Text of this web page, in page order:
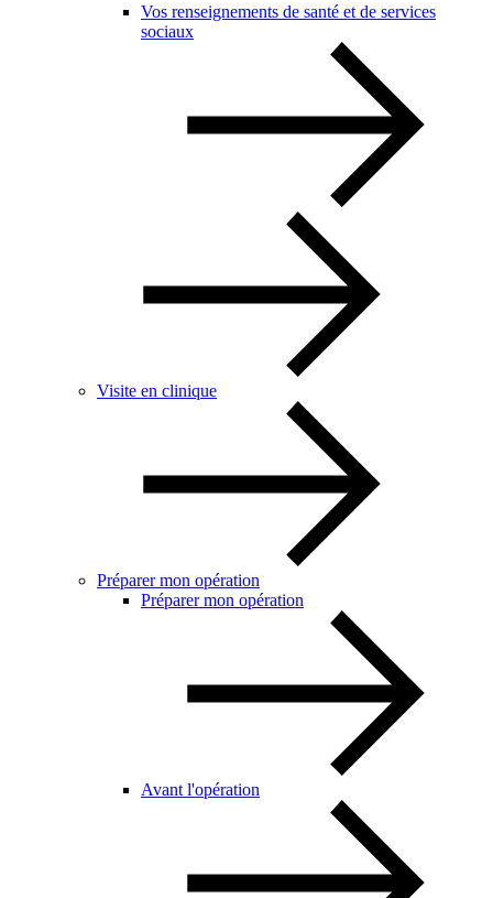
Vos renseignements de santé et de services
sociaux
Visite en clinique
Préparer mon opération
Préparer mon opération
Avant l'opération